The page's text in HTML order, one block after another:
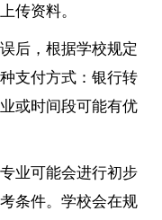
传资料。
后，根据学校规定
支付方式：银行转
或时间段可能有优
业可能会进行初步
条件。学校会在规